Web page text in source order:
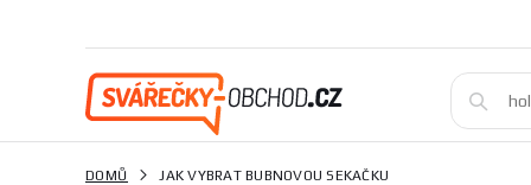
DOMŮ JAK VYBRAT BUBNOVOU SEKAČKU